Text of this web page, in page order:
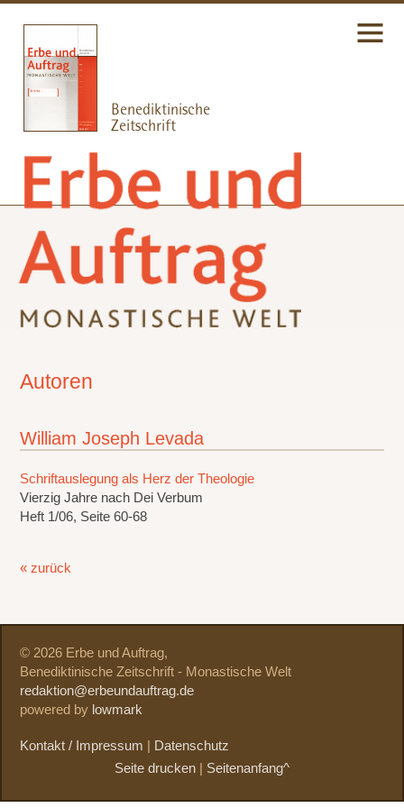
Autoren
William Joseph Levada
Schriftauslegung als Herz der Theologie
Vierzig Jahre nach Dei Verbum
Heft 1/06, Seite 60-68
« zurück
© 2026 Erbe und Auftrag,
Benediktinische Zeitschrift - Monastische Welt
redaktion@erbeundauftrag.de
powered by lowmark
Kontakt / Impressum
Datenschutz
Seite drucken
Seitenanfang^